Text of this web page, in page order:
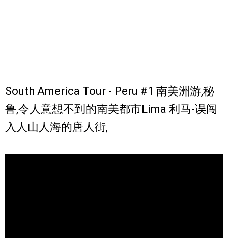
South America Tour - Peru #1 南美洲游,秘
鲁,令人意想不到的南美都市Lima 利马-误闯
入人山人海的唐人街,